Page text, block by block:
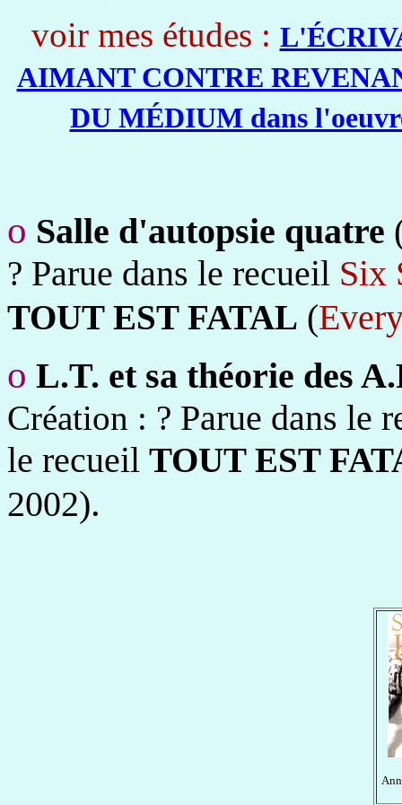
voir mes études :
AIMANT CONTRE
DU MÉDIUM dans
o Salle d'autopsie quatre
? Parue dans le recueil Six
TOUT EST FATAL (
o L.T. et sa théorie des
Création : ? Parue dans le
le recueil TOUT EST
2002).